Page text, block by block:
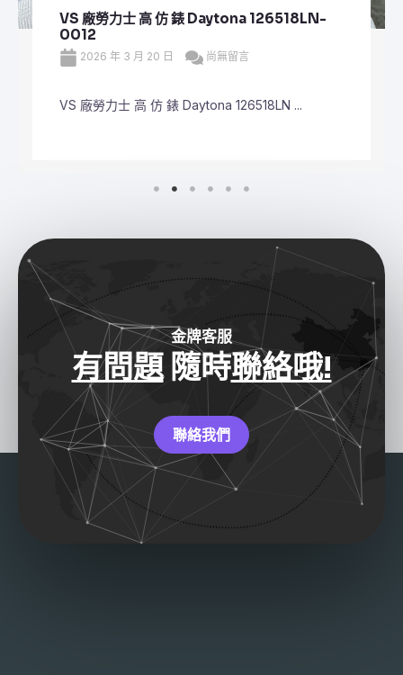
VS 廠勞力士 頂級 復刻 錶 Submariner Date
126610LV
2026 年 3 月 20 日 尚無留言
VS 廠勞力士 頂級 復刻 錶 Submariner Dat ...
金牌客服
有問題隨時聯絡哦!
聯絡我們